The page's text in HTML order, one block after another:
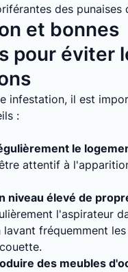
des punaises
et bonnes
pour éviter
infestation, il est
:
le
attentif à
niveau élevé de
l'aspirateur
lavant fréquemment
des meubles